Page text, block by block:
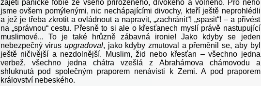
zajetí panické fobie ze všeho přirozeného, divokého a volného. Pro něho
jsme ovšem pomýlenými, nic nechápajícími divochy, kteří ještě neprohlédli
a jež je třeba zkrotit a ovládnout a napravit, „zachránit“! „spasit“! – a přivést
na „správnou“ cestu. Přesně to si ale o křesťanech myslí právě nastupující
muslimové... To je také hrůzně zábavná ironie! Jako kdyby se jeden
nebezpečný virus upgradoval, jako kdyby zmutoval a přeměnil se, aby byl
ještě ničivější a nezdolnější. Muslim, žid nebo křesťan – všechno jedna
verbež, všechno jedna chátra vzešlá z Abrahámova chámovodu a
shluknutá pod společným praporem nenávisti k Zemi. A pod praporem
království nebeského.